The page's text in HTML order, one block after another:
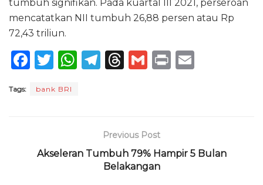
tumbuh signifikan. Pada kuartal III 2021, perseroan
mencatatkan NII tumbuh 26,88 persen atau Rp
72,43 triliun.
F
c
o
T
it
W
p
T
ra
m
T
d
s
G P
Tags: bank BRI
Previous Post
Akseleran Tumbuh 79% Hampir 5 Bulan
Belakangan